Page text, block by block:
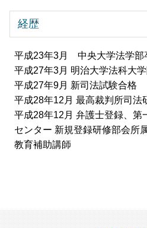
経歴
平成23年3月 中央大学法学部
平成27年3月 明治大学法科大
平成27年9月 新司法試験合格
平成28年12月 最高裁判所司法
平成28年12月 弁護士登録、第
センター 新規登録研修部会所
教育補助講師